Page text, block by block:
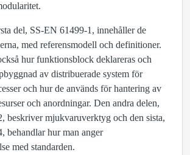
del, SS-EN 61499-1, innehåller de
med referensmodell och definitioner.
hur funktionsblock deklareras och
av distribuerade system för
och hur de används för hantering av
och anordningar. Den andra delen,
beskriver mjukvaruverktyg och den sista,
behandlar hur man anger
med standarden.